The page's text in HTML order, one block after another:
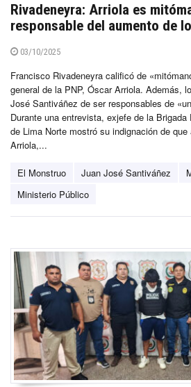
Rivadeneyra: Arriola es
responsable del aumento de
03/10/2025
Francisco Rivadeneyra calificó de
general de la PNP, Óscar Arriola. Además,
José Santiváñez de ser responsables de
Durante una entrevista, exjefe de la
de Lima Norte mostró su indignación de
Arriola,...
El Monstruo Juan José Santiváñez
Ministerio Público